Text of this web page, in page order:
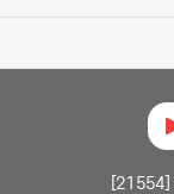
[21554]